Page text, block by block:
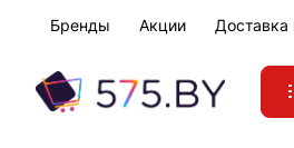
Бренды Акции Доставка